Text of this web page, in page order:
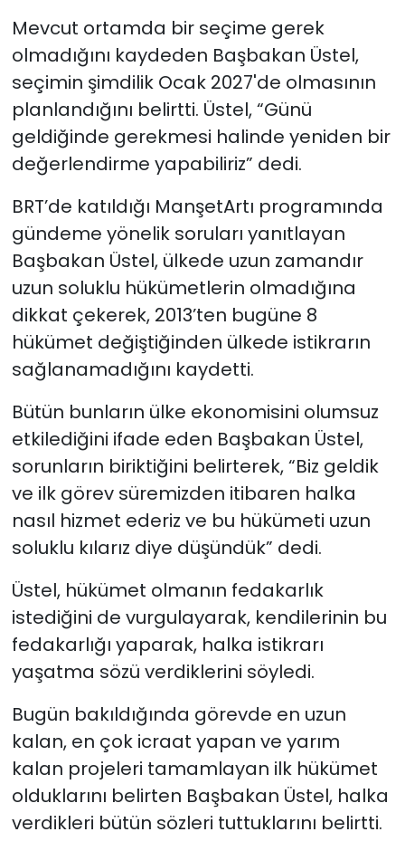
Mevcut ortamda bir seçime gerek
olmadığını kaydeden Başbakan Üstel,
seçimin şimdilik Ocak 2027'de olmasının
planlandığını belirtti. Üstel, “Günü
geldiğinde gerekmesi halinde yeniden bir
değerlendirme yapabiliriz” dedi.
BRT’de katıldığı ManşetArtı programında
gündeme yönelik soruları yanıtlayan
Başbakan Üstel, ülkede uzun zamandır
uzun soluklu hükümetlerin olmadığına
dikkat çekerek, 2013’ten bugüne 8
hükümet değiştiğinden ülkede istikrarın
sağlanamadığını kaydetti.
Bütün bunların ülke ekonomisini olumsuz
etkilediğini ifade eden Başbakan Üstel,
sorunların biriktiğini belirterek, “Biz geldik
ve ilk görev süremizden itibaren halka
nasıl hizmet ederiz ve bu hükümeti uzun
soluklu kılarız diye düşündük” dedi.
Üstel, hükümet olmanın fedakarlık
istediğini de vurgulayarak, kendilerinin bu
fedakarlığı yaparak, halka istikrarı
yaşatma sözü verdiklerini söyledi.
Bugün bakıldığında görevde en uzun
kalan, en çok icraat yapan ve yarım
kalan projeleri tamamlayan ilk hükümet
olduklarını belirten Başbakan Üstel, halka
verdikleri bütün sözleri tuttuklarını belirtti.